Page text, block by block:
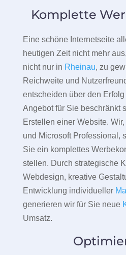
Komplette
Eine schöne Internetseite
heutigen Zeit nicht mehr
nicht nur in Rheinau, zu
Reichweite und
entscheiden über den
Angebot für Sie beschränkt
Erstellen einer Website.
und Microsoft Professional,
Sie ein komplettes
stellen. Durch strategische
Webdesign, kreative
Entwicklung individueller
generieren wir für Sie neue
Umsatz.